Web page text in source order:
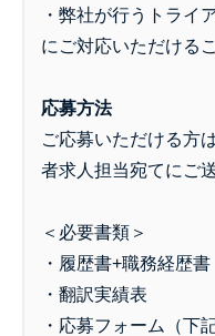
・弊社が行うトライ
にご対応いただける
応募方法
ご応募いただける方
者求人担当宛てにご
＜必要書類＞
・履歴書+職務経歴
・翻訳実績表
・応募フォーム（下